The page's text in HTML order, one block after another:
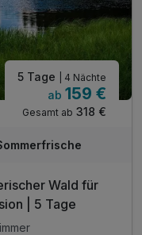
5 Tage | 4 Nächte
ab 159 €
Gesamt ab 318 €
Wald für
| 5 Tage